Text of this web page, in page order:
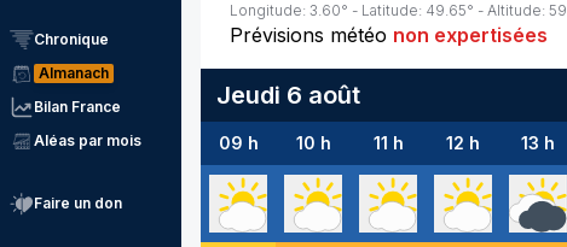
Chronique
Almanach
Bilan France
Aléas par mois
Faire un don
Longitude: 3.60° - Latitude: 49.65° - Altitude: 59
Prévisions météo non expertisées
Jeudi 6 août
09 h 10 h 11 h 12 h 13 h